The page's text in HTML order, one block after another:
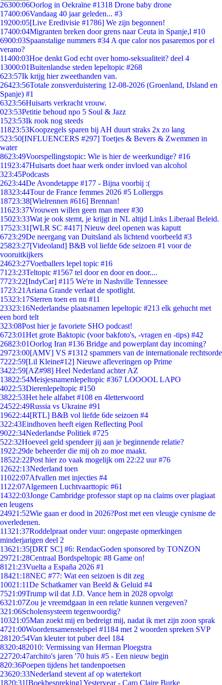
26300:06Oorlog in Oekraïne #1318 Drone baby drone
17400:06Vandaag 40 jaar geleden... #3
19200:05[Live Eredivisie #1786] We zijn begonnen!
17400:04Migranten breken door grens naar Ceuta in Spanje,l #10
6900:03Spaanstalige nummers #34 A que calor nos pasaremos por el
verano?
11400:03Hoe denkt God echt over homo-seksualiteit? deel 4
13000:01Buitenlandse steden lepeltopic #268
623:57Ik krijg hier zweethanden van.
26423:56Totale zonsverduistering 12-08-2026 (Groenland, IJsland en
Spanje) #1
6323:56Huisarts verkracht vrouw.
023:53Petitie behoud npo 5 Soul & Jazz
1523:53Ik rook nog steeds
11823:53Koopzegels sparen bij AH duurt straks 2x zo lang
523:50[INFLUENCERS #297] Toetjes & Bevers & Zwemmen in
water
8623:49Voorspellingstopic: Wie is hier de weerkundige? #16
11923:47Huisarts doet haar werk onder invloed van alcohol
323:45Podcasts
2623:44De Avondetappe #177 - Bijna voorbij :(
18323:44Tour de France femmes 2026 #5 Lollergps
18723:38[Wielrennen #616] Brennan!
11623:37Vrouwen willen geen man meer #30
15023:33Wat je ook stemt, je krijgt in NL altijd Links Liberaal Beleid.
17523:31 [WLR SC #417] Nieuw deel openen was kaputt
6723:29De neergang van Duitsland als lichtend voorbeeld #3
25823:27[Videoland] B&B vol liefde 6de seizoen #1 voor de
vooruitkijkers
24623:27Voetballers lepel topic #16
71 23:23Teltopic #1567 tel door en door en door....
7723:22[IndyCar] #115 We're in Nashville Tennessee
1723:21 Ariana Grande verlaat de spotlight.
15323:17Sterren toen en nu #11
23323:16Nederlandse plaatsnamen lepeltopic #213 elk gehucht met
een bord telt
323:08Post hier je favoriete SHO podcast!
6723:01Het grote Baktopic (voor bakfoto's, -vragen en -tips) #42
26823:01Oorlog Iran #136 Bridge and powerplant day incoming?
29723:00[AMV] VS #1312 spammers van de internationale rechtsorde
7222:59[Lil Kleine#12] Nieuwe afleveringen op Prime
3422:59[AZ#98] Heel Nederland achter AZ
13822:54Meisjesnamenlepeltopic #367 LOOOOL LAPO
4022:53Dierenlepeltopic #150
3822:53Het hele alfabet #108 en 4letterwoord
24522:49Russia vs Ukraine #91
19622:44[RTL] B&B vol liefde 6de seizoen #4
322:43Eindhoven heeft eigen Reflecting Pool
9022:34Nederlandse Politiek #725
522:32Hoeveel geld spendeer jij aan je beginnende relatie?
1922:29de beheerder die mij oh zo moe maakt.
18522:22Post hier zo vaak mogelijk om 22:22 uur #76
12622:13Nederland toen
11022:07Afvallen met injecties #4
11 22:07Algemeen Luchtvaarttopic #61
14322:03Jonge Cambridge professor stapt op na claims over plagiaat
en leugens
24921:52Wie gaan er dood in 2026?Post met een vleugje cynisme de
overledenen.
11321:37Roddelpraat onder vuur: ongepaste opmerkingen
minderjarigen deel 2
13621:35[DRT SC] #6: RendacGoden sponsored by TONZON
29721:28Centraal Bordspeltopic #8 Game on!
81 21:23Vuelta a España 2026 #1
18421:18NEC #77: Wat een seizoen is dit zeg
10021:11De Schatkamer van Beeld & Geluid #4
7521:09Trump wil dat J.D. Vance hem in 2028 opvolgt
6321:07Zou je vreemdgaan in een relatie kunnen vergeven?
321:06Scholensysteem tegenwoordig?
10321:05Man zoekt mij en bedreigt mij, nadat ik met zijn zoon sprak
4721:00Woordensamenstelspel #1184 met 2 woorden spreken SVP
281 20:54Van kleuter tot puber deel 184
8320:482010: Vermissing van Herman Ploegstra
22720:47archito's jaren '70 huis #5 - Een nieuw begin
820:36Poepen tijdens het tandenpoetsen
23620:33Nederland stevent af op watertekort
1820:31 [Boekbespreking] Yesteryear - Caro Claire Burke